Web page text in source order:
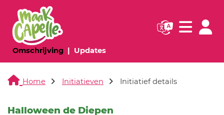
Omschrijving(huidige pagina)
Updates(huidige pagina)
Navigatie
Home Initiatieven Initiatief details
Halloween de Diepen